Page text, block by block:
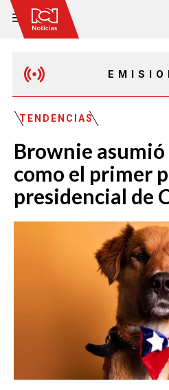
EMISIÓN
EMISIÓN
EMISIÓN 11:30 PM
TENDENCIAS
Brownie asumió
como el primer
presidencial de